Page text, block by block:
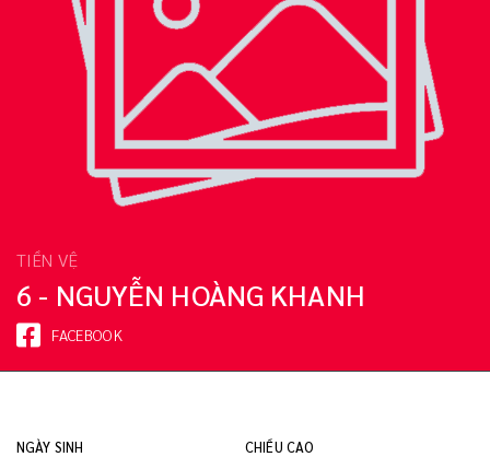
TIỀN VỆ
6 - NGUYỄN HOÀNG KHANH
FACEBOOK
NGÀY SINH CHIỀU CAO